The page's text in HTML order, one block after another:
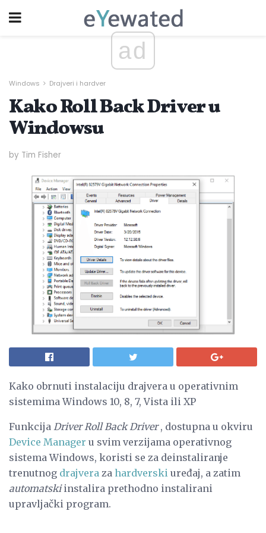
ad
Windows Drajveri i hardver
Kako Roll Back Driver u
Windowsu
by Tim Fisher
Kako obrnuti instalaciju drajvera u operativnim
sistemima Windows 10, 8, 7, Vista ili XP
Funkcija Driver Roll Back Driver, dostupna u okviru
Device Manager u svim verzijama operativnog
sistema Windows, koristi se za deinstaliranje
trenutnog drajvera za hardverski uređaj, a zatim
automatskiinstalira prethodno instalirani
upravljački program.